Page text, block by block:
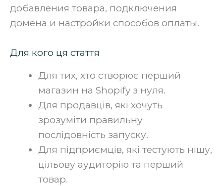
добавления товара, подключения
домена и настройки способов оплаты.
Для кого ця стаття
Для тих, хто створює перший
магазин на Shopify з нуля.
Для продавців, які хочуть
зрозуміти правильну
послідовність запуску.
Для підприємців, які тестують нішу,
цільову аудиторію та перший
товар.